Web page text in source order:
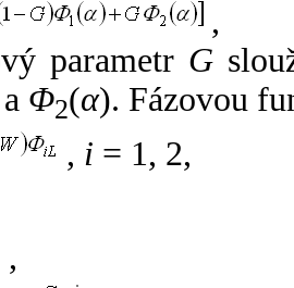
,
parametr G
Φ2(α). Fázovou
, i = 1, 2,
,